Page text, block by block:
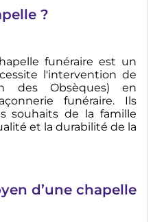
?
funéraire est un
l'intervention de
des Obsèques) en
funéraire. Ils
souhaits de la famille
et la durabilité de la
d’une chapelle